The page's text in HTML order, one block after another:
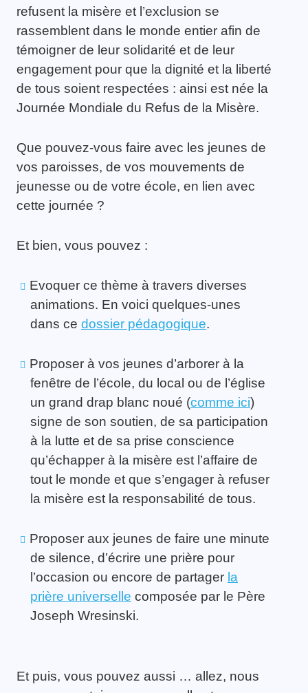
refusent la misère et l’exclusion se
rassemblent dans le monde entier afin de
témoigner de leur solidarité et de leur
engagement pour que la dignité et la liberté
de tous soient respectées : ainsi est née la
Journée Mondiale du Refus de la Misère.
Que pouvez-vous faire avec les jeunes de
vos paroisses, de vos mouvements de
jeunesse ou de votre école, en lien avec
cette journée ?
Et bien, vous pouvez :
Evoquer ce thème à travers diverses
animations. En voici quelques-unes
dans ce dossier pédagogique.
Proposer à vos jeunes d’arborer à la
fenêtre de l’école, du local ou de l’église
un grand drap blanc noué (comme ici)
signe de son soutien, de sa participation
à la lutte et de sa prise conscience
qu’échapper à la misère est l’affaire de
tout le monde et que s’engager à refuser
la misère est la responsabilité de tous.
Proposer aux jeunes de faire une minute
de silence, d’écrire une prière pour
l’occasion ou encore de partager la
prière universelle composée par le Père
Joseph Wresinski.
Et puis, vous pouvez aussi … allez, nous